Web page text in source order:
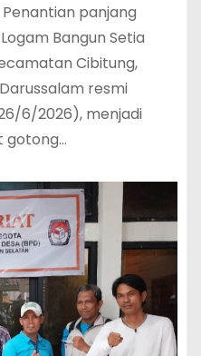
panjang
Bangun Setia
Cibitung,
resmi
6/2026), menjadi
gotong…